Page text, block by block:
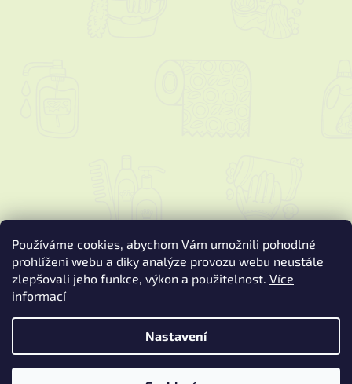
Používáme cookies, abychom Vám umožnili pohodlné
prohlížení webu a díky analýze provozu webu neustále
zlepšovali jeho funkce, výkon a použitelnost. Více
informací
Nastavení